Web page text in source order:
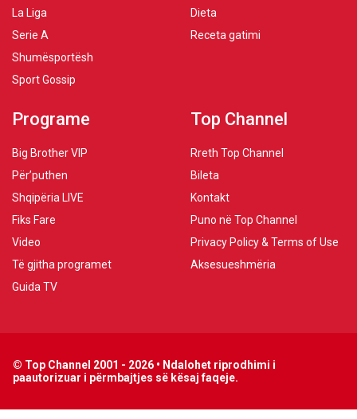
La Liga
Serie A
Shumësportësh
Sport Gossip
Dieta
Receta gatimi
Programe
Big Brother VIP
Për’puthen
Shqipëria LIVE
Fiks Fare
Video
Të gjitha programet
Guida TV
Top Channel
Rreth Top Channel
Bileta
Kontakt
Puno në Top Channel
Privacy Policy & Terms of Use
Aksesueshmëria
© Top Channel 2001 - 2026 • Ndalohet riprodhimi i
paautorizuar i përmbajtjes së kësaj faqeje.